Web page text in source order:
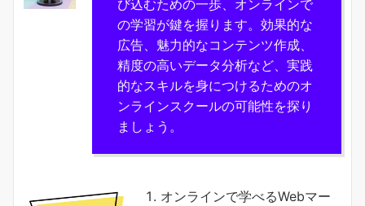
び込むための一歩、オンラインで
の学習が鍵を握ります。効果的な
広告、魅力的なコンテンツ作成、
精度の高いデータ分析など、実践
的なスキルを身につけるためのオ
ンラインスクールの可能性を探り
ましょう。
オンラインで学べるWebマー